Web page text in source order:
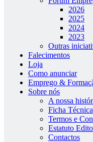
2026
2025
2024
2023
Outras
Falecimentos
Loja
Como anunciar
Emprego &
Sobre nós
A nossa
Ficha Técnica
Termos e
Estatuto
Contactos